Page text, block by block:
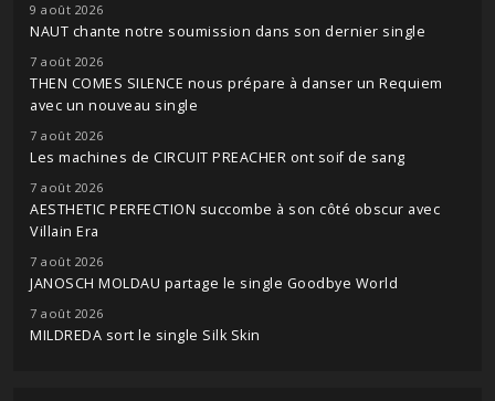
9 août 2026
NAUT chante notre soumission dans son dernier single
7 août 2026
THEN COMES SILENCE nous prépare à danser un Requiem
avec un nouveau single
7 août 2026
Les machines de CIRCUIT PREACHER ont soif de sang
7 août 2026
AESTHETIC PERFECTION succombe à son côté obscur avec
Villain Era
7 août 2026
JANOSCH MOLDAU partage le single Goodbye World
7 août 2026
MILDREDA sort le single Silk Skin